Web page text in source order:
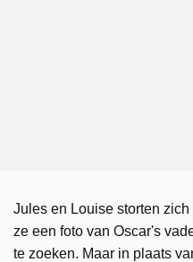
Jules en Louise storten
ze een foto van Oscar's
te zoeken. Maar in plaats